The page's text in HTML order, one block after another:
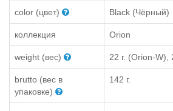
color (цвет) Black (Чёрный)
коллекция Orion
weight (вес) 22 г. (Orion-W),
brutto (вес в
упаковке)
142 г.